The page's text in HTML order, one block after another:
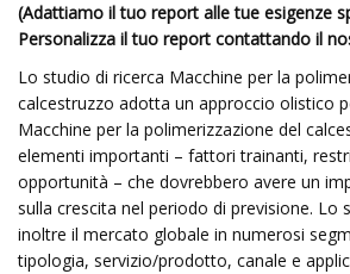
(Adattiamo il tuo report alle tue esigenze
Personalizza il tuo report contattando il
Lo studio di ricerca Macchine per la
calcestruzzo adotta un approccio olistico
Macchine per la polimerizzazione del
elementi importanti – fattori trainanti,
opportunità – che dovrebbero avere un
sulla crescita nel periodo di previsione. Lo
inoltre il mercato globale in numerosi
tipologia, servizio/prodotto, canale e